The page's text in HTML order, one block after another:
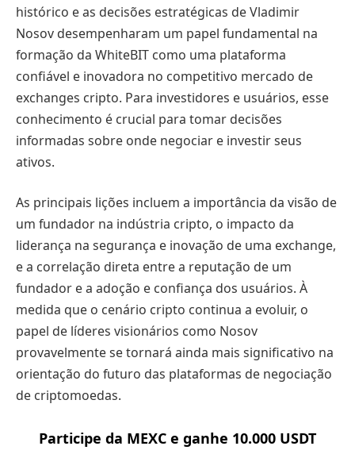
histórico e as decisões estratégicas de Vladimir
Nosov desempenharam um papel fundamental na
formação da WhiteBIT como uma plataforma
confiável e inovadora no competitivo mercado de
exchanges cripto. Para investidores e usuários, esse
conhecimento é crucial para tomar decisões
informadas sobre onde negociar e investir seus
ativos.
As principais lições incluem a importância da visão de
um fundador na indústria cripto, o impacto da
liderança na segurança e inovação de uma exchange,
e a correlação direta entre a reputação de um
fundador e a adoção e confiança dos usuários. À
medida que o cenário cripto continua a evoluir, o
papel de líderes visionários como Nosov
provavelmente se tornará ainda mais significativo na
orientação do futuro das plataformas de negociação
de criptomoedas.
Participe da MEXC e ganhe 10.000 USDT